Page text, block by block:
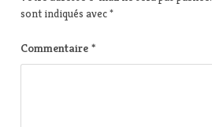
sont indiqués avec*
Commentaire *